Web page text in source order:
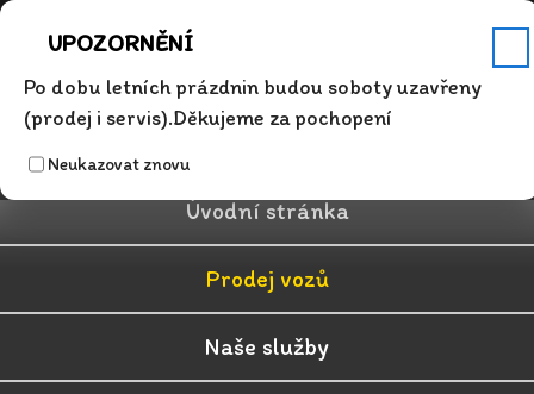
UPOZORNĚNÍ
Po dobu letních prázdnin budou soboty uzavřeny
(prodej i servis).Děkujeme za pochopení
Neukazovat znovu
+420 315 626 342
Úvodní stránka
Prodej vozů
Naše služby